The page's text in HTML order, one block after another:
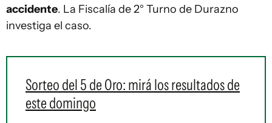
accidente. La Fiscalía de 2° Turno de Durazno
investiga el caso.
Sorteo del 5 de Oro: mirá los resultados de
este domingo